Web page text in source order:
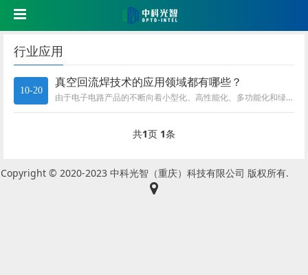
行业应用
10-20
真空回流焊技术的应用领域都有哪些？
由于电子电路产品的不断向着小型化、高性能化、多功能化和绿色化方向发展，对半导体器件的封装和焊接工艺提出了更高的要求。传统...
共1页 1条
Copyright © 2020-2023 中科光智（重庆）科技有限公司 版权所有.